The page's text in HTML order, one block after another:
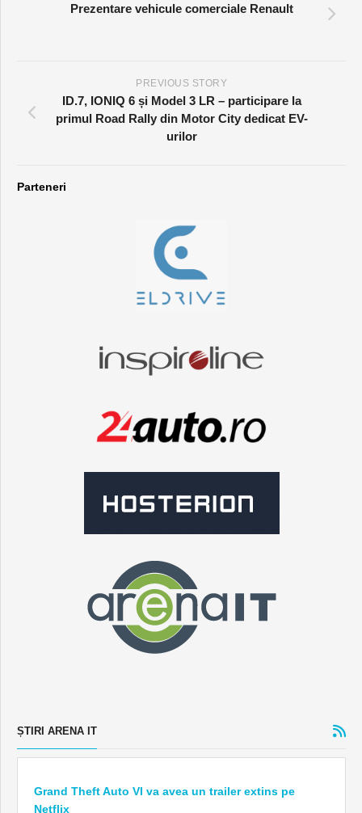
Prezentare vehicule comerciale Renault
PREVIOUS STORY
ID.7, IONIQ 6 și Model 3 LR – participare la
primul Road Rally din Motor City dedicat EV-
urilor
Parteneri
ȘTIRI ARENA IT
Grand Theft Auto VI va avea un trailer extins pe
Netflix